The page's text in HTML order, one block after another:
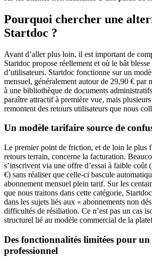
Pourquoi chercher une
Startdoc ?
Avant d’aller plus loin, il est important de
Startdoc propose réellement et où le bât
d’utilisateurs. Startdoc fonctionne sur un
mensuel, généralement autour de 29,90 € par
à une bibliothèque de documents
paraître attractif à première vue, mais
remontent des retours utilisateurs que nous
Un modèle tarifaire source de
Le premier point de friction, et de loin le plus
retours terrain, concerne la facturation.
s’inscrivent via une offre d’essai à faible coût
€) sans réaliser que celle-ci bascule
abonnement mensuel plein tarif. Sur les
que nous traitons dans cette catégorie,
dans les sujets liés aux « abonnements non
difficultés de résiliation. Ce n’est pas un cas
structurel lié au modèle commercial de la
Des fonctionnalités limitées pour un
professionnel